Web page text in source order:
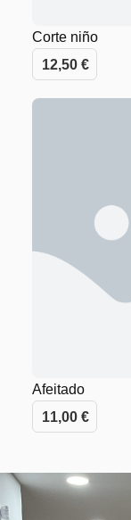
Corte niño
12,50 €
Afeitado
11,00 €